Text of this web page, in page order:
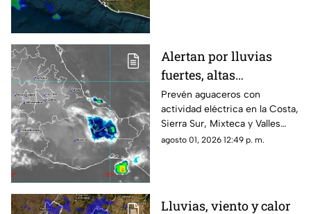
Alertan por lluvias
fuertes, altas
temperaturas y oleaje
en Oaxaca
Prevén aguaceros con
actividad eléctrica en la Costa,
Sierra Sur, Mixteca y Valles
Centrales, además de mar
agosto 01, 2026 12:49 p. m.
Lluvias, viento y calor